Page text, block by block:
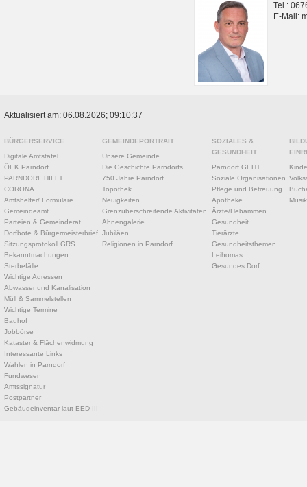
Tel.:
E-Mail:
Aktualisiert am: 06.08.2026; 09:10:37
BÜRGERSERVICE
Digitale Amtstafel
ÖEK Parndorf
PARNDORF HILFT
CORONA
Amtshelfer/ Formulare
Gemeindeamt
Parteien & Gemeinderat
Dorfbote & Bürgermeisterbrief
Sitzungsprotokoll GRS
Bekanntmachungen
Sterbefälle
Wichtige Adressen
Abwasser und Kanalisation
Müll & Sammelstellen
Wichtige Termine
Bauhof
Jobbörse
Kataster & Flächenwidmung
Interessante Links
Wahlen in Parndorf
Fundwesen
Amtssignatur
Postpartner
Gebäudeinventar laut EED III
GEMEINDEPORTRAIT
Unsere Gemeinde
Die Geschichte Parndorfs
750 Jahre Parndorf
Topothek
Neuigkeiten
Grenzüberschreitende Aktivitäten
Ahnengalerie
Jubiläen
Religionen in Parndorf
SOZIALES &
GESUNDHEIT
Parndorf GEHT
Soziale Organisationen
Pflege und Betreuung
Apotheke
Ärzte/Hebammen
Gesundheit
Tierärzte
Gesundheitsthemen
Leihomas
Gesundes Dorf